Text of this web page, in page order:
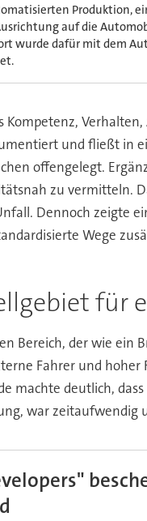
Produktion,
auf die
wurde dafür mit dem
Kompetenz,
und fließt in
offengelegt.
zu vermitteln.
Dennoch zeigte
Wege
für
Bereich, der wie
Fahrer und
machte deutlich,
war